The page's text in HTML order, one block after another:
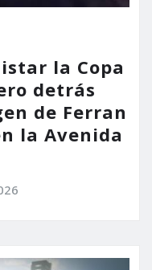
la Copa
detrás
de Ferran
la Avenida